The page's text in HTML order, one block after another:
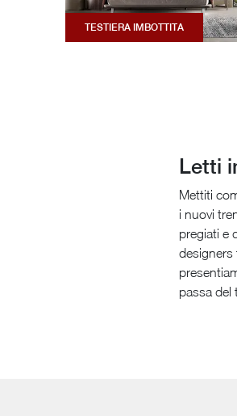
TESTIERA IMBOTTITA
Letti
Mettiti
i nuovi
pregiati e
designers
passa del